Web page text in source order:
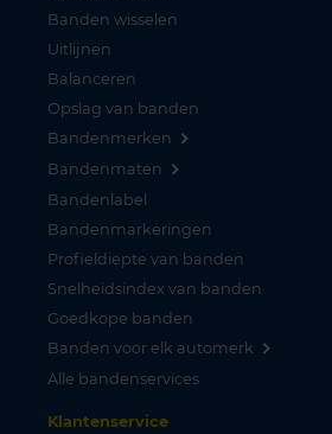
Banden wisselen
Uitlijnen
Balanceren
Opslag van banden
Bandenmerken
Bandenmaten
Bandenlabel
Bandenmarkeringen
Profieldiepte van banden
Snelheidsindex van banden
Goedkope banden
Banden voor elk automerk
Alle bandenservices
Klantenservice